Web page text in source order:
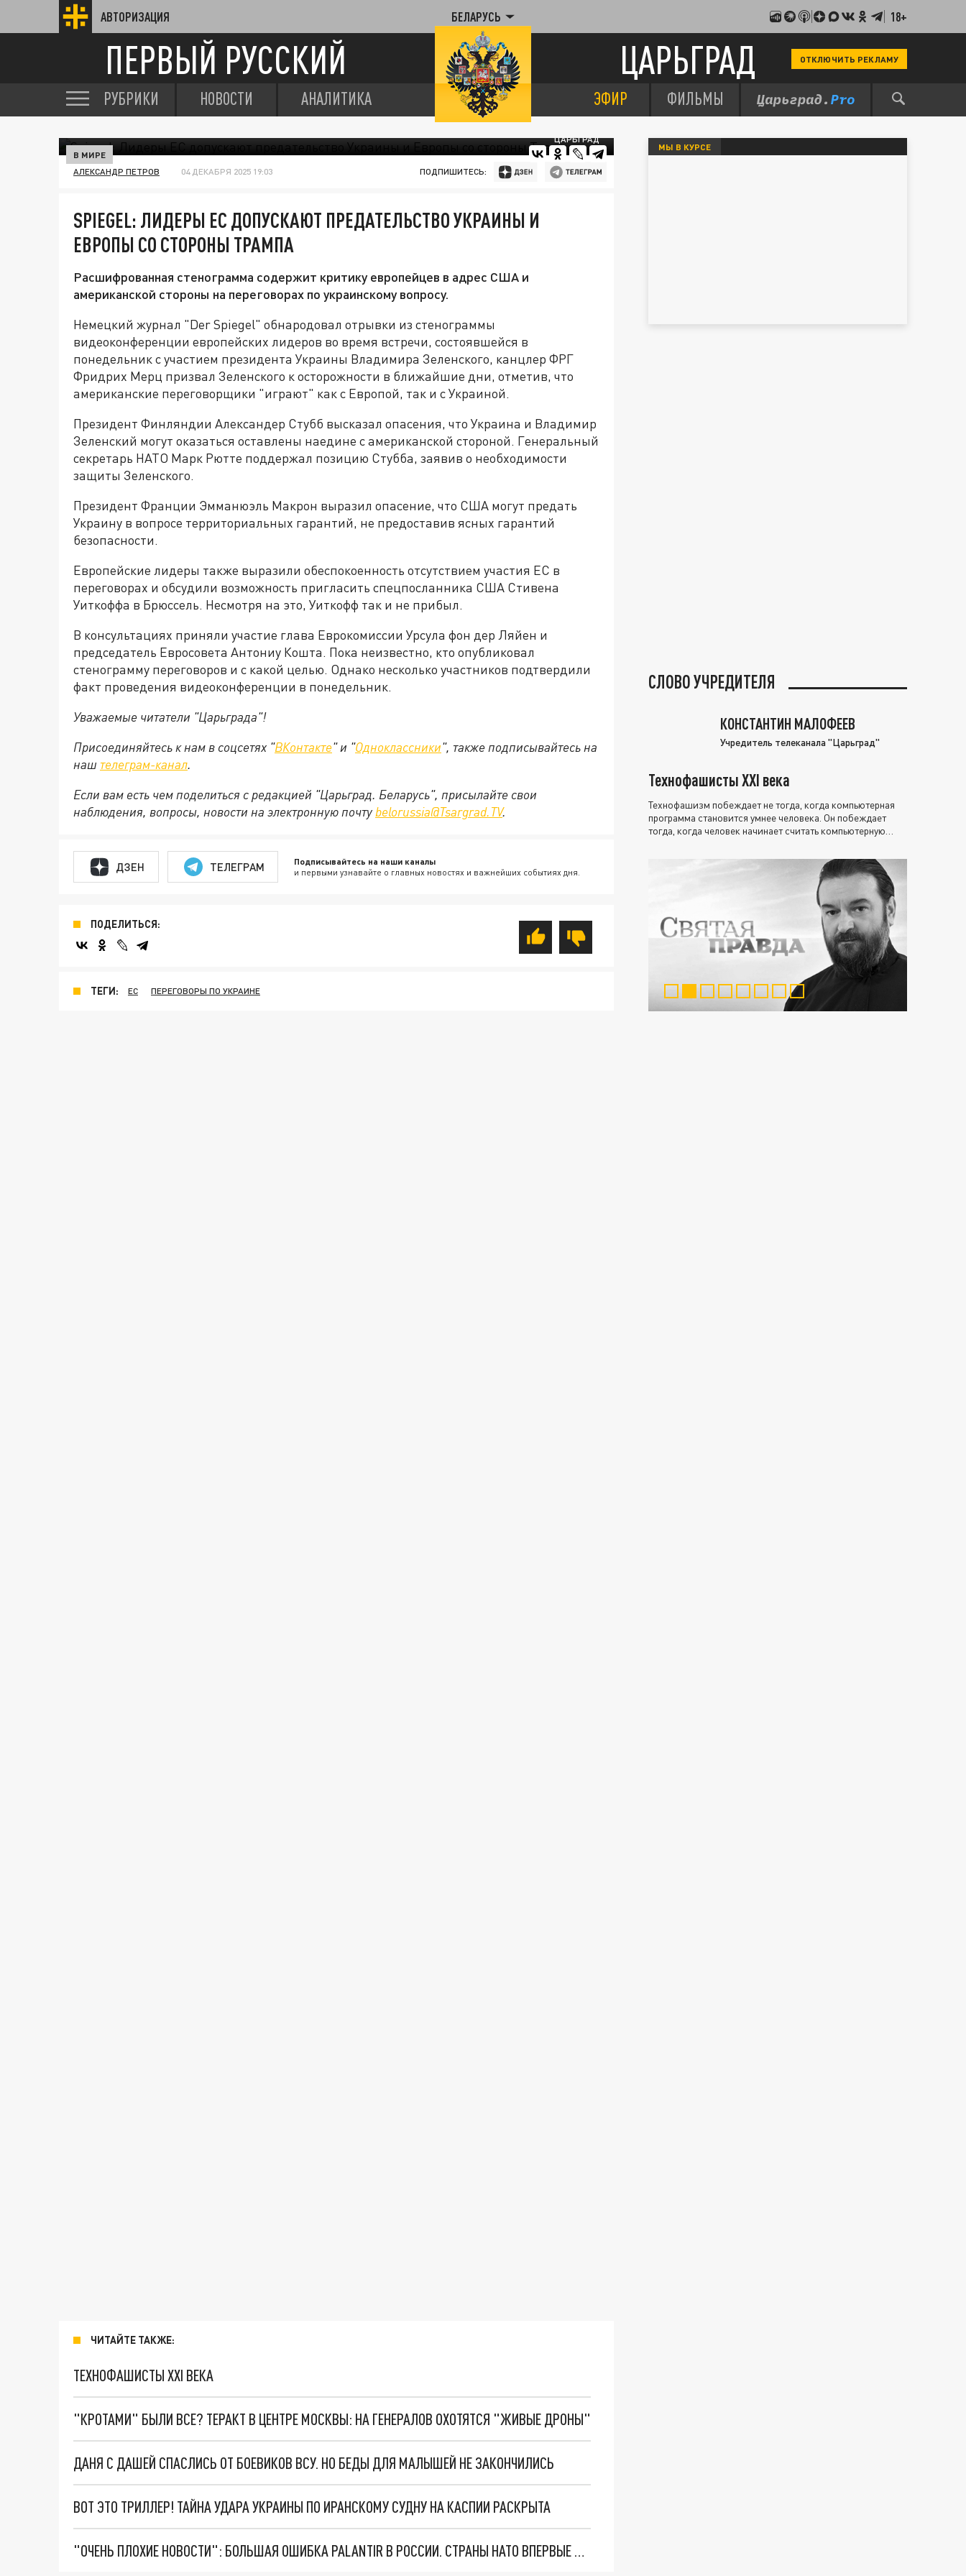
АВТОРИЗАЦИЯ БЕЛАРУСЬ 18+
ПЕРВЫЙ РУССКИЙ ЦАРЬГРАД ОТКЛЮЧИТЬ РЕКЛАМУ
РУБРИКИ НОВОСТИ АНАЛИТИКА ЭФИР ФИЛЬМЫ
ЦАРЬГРАД
В МИРЕ
АЛЕКСАНДР ПЕТРОВ 04 ДЕКАБРЯ 2025 19:03 ПОДПИШИТЕСЬ:
SPIEGEL: ЛИДЕРЫ ЕС ДОПУСКАЮТ ПРЕДАТЕЛЬСТВО УКРАИНЫ И
ЕВРОПЫ СО СТОРОНЫ ТРАМПА
Расшифрованная стенограмма содержит критику европейцев в адрес США и
американской стороны на переговорах по украинскому вопросу.
Немецкий журнал "Der Spiegel" обнародовал отрывки из стенограммы
видеоконференции европейских лидеров во время встречи, состоявшейся в
понедельник с участием президента Украины Владимира Зеленского, канцлер ФРГ
Фридрих Мерц призвал Зеленского к осторожности в ближайшие дни, отметив, что
американские переговорщики "играют" как с Европой, так и с Украиной.
Президент Финляндии Александер Стубб высказал опасения, что Украина и Владимир
Зеленский могут оказаться оставлены наедине с американской стороной. Генеральный
секретарь НАТО Марк Рютте поддержал позицию Стубба, заявив о необходимости
защиты Зеленского.
Президент Франции Эмманюэль Макрон выразил опасение, что США могут предать
Украину в вопросе территориальных гарантий, не предоставив ясных гарантий
безопасности.
Европейские лидеры также выразили обеспокоенность отсутствием участия ЕС в
переговорах и обсудили возможность пригласить спецпосланника США Стивена
Уиткоффа в Брюссель. Несмотря на это, Уиткофф так и не прибыл.
В консультациях приняли участие глава Еврокомиссии Урсула фон дер Ляйен и
председатель Евросовета Антониу Кошта. Пока неизвестно, кто опубликовал
стенограмму переговоров и с какой целью. Однако несколько участников подтвердили
факт проведения видеоконференции в понедельник.
Уважаемые читатели "Царьграда"!
Присоединяйтесь к нам в соцсетях "ВКонтакте" и "Одноклассники", также подписывайтесь на
наш телеграм-канал.
Если вам есть чем поделиться с редакцией "Царьград. Беларусь", присылайте свои
наблюдения, вопросы, новости на электронную почту belorussia@Tsargrad.TV.
ДЗЕН ТЕЛЕГРАМ Подписывайтесь на наши каналы
и первыми узнавайте о главных новостях и важнейших событиях дня.
ПОДЕЛИТЬСЯ:
ТЕГИ: ЕС ПЕРЕГОВОРЫ ПО УКРАИНЕ
ЧИТАЙТЕ ТАКЖЕ:
ТЕХНОФАШИСТЫ XXI ВЕКА
"КРОТАМИ" БЫЛИ ВСЕ? ТЕРАКТ В ЦЕНТРЕ МОСКВЫ: НА ГЕНЕРАЛОВ ОХОТЯТСЯ "ЖИВЫЕ ДРОНЫ"
ДАНЯ С ДАШЕЙ СПАСЛИСЬ ОТ БОЕВИКОВ ВСУ. НО БЕДЫ ДЛЯ МАЛЫШЕЙ НЕ ЗАКОНЧИЛИСЬ
ВОТ ЭТО ТРИЛЛЕР! ТАЙНА УДАРА УКРАИНЫ ПО ИРАНСКОМУ СУДНУ НА КАСПИИ РАСКРЫТА
"ОЧЕНЬ ПЛОХИЕ НОВОСТИ": БОЛЬШАЯ ОШИБКА PALANTIR В РОССИИ. СТРАНЫ НАТО ВПЕРВЫЕ ЗА СВО ОСТАНОВИЛИ ПОСТАВКИ ОРУЖИЯ. ВСУ ТЕРЯЮТ ПРИГРАНИЧЬЕ?
МЫ В КУРСЕ
СЛОВО УЧРЕДИТЕЛЯ
КОНСТАНТИН МАЛОФЕЕВ
Учредитель телеканала "Царьград"
Технофашисты XXI века
Технофашизм побеждает не тогда, когда компьютерная
программа становится умнее человека. Он побеждает
тогда, когда человек начинает считать компьютерную